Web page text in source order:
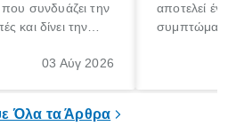
που συνδυάζει την
και δίνει την
λίγες μέρες
03 Αύγ 2026
αποτελεί
Όλα τα Άρθρα